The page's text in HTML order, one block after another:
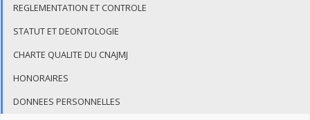
REGLEMENTATION ET CONTROLE
STATUT ET DEONTOLOGIE
CHARTE QUALITE DU CNAJMJ
HONORAIRES
DONNEES PERSONNELLES